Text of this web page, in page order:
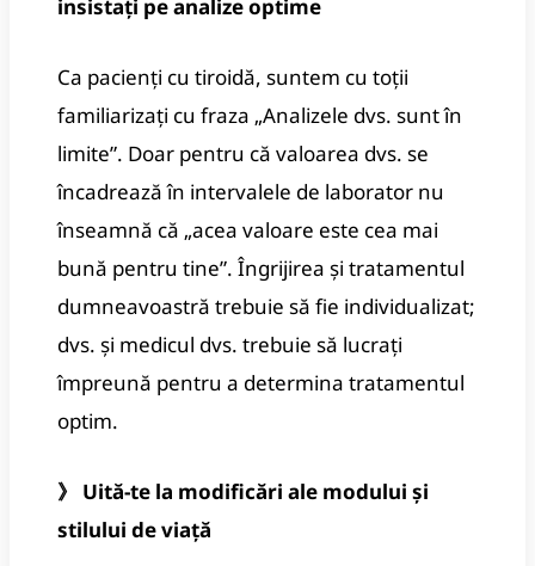
insistați pe analize optime
Ca pacienți cu tiroidă, suntem cu toții
familiarizați cu fraza „Analizele dvs. sunt în
limite”. Doar pentru că valoarea dvs. se
încadrează în intervalele de laborator nu
înseamnă că „acea valoare este cea mai
bună pentru tine”. Îngrijirea și tratamentul
dumneavoastră trebuie să fie individualizat;
dvs. și medicul dvs. trebuie să lucrați
împreună pentru a determina tratamentul
optim.
》 Uită-te la modificări ale modului și
stilului de viață